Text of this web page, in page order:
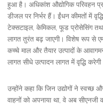
हुआ है। अधिकांश औद्योगिक परिवहन
डीजल पर निर्भर हैं। ईंधन कीमतों में वृद्धि
टेक्सटाइल, केमिकल, फूड प्रोसेसिंग तथा
लागत तुरंत बढ़ जाएगी। विशेष रूप से
कच्चे माल और तैयार उत्पादों के
लागत सीधे उत्पादन लागत में वृद्धि
उन्होंने कहा कि जिन उद्योगों ने स्वच्छ
वाहनों को अपनाया था, वे अब सीएनजी